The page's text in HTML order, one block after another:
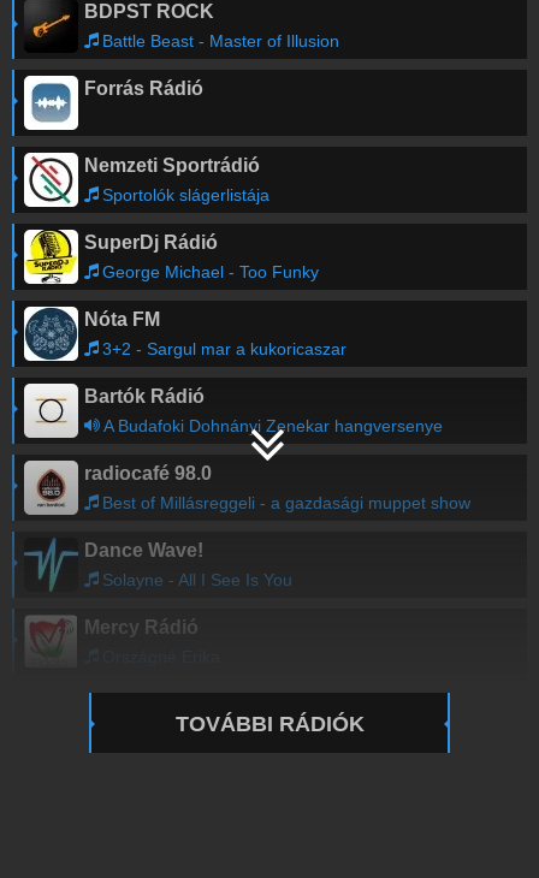
BDPST ROCK
Battle Beast - Master of Illusion
Forrás Rádió
Nemzeti Sportrádió
Sportolók slágerlistája
SuperDj Rádió
George Michael - Too Funky
Nóta FM
3+2 - Sargul mar a kukoricaszar
Bartók Rádió
A Budafoki Dohnányi Zenekar hangversenye
radiocafé 98.0
Best of Millásreggeli - a gazdasági muppet show
Dance Wave!
Solayne - All I See Is You
Mercy Rádió
TOVÁBBI RÁDIÓK